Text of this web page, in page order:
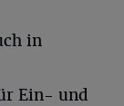
in
Ein- und